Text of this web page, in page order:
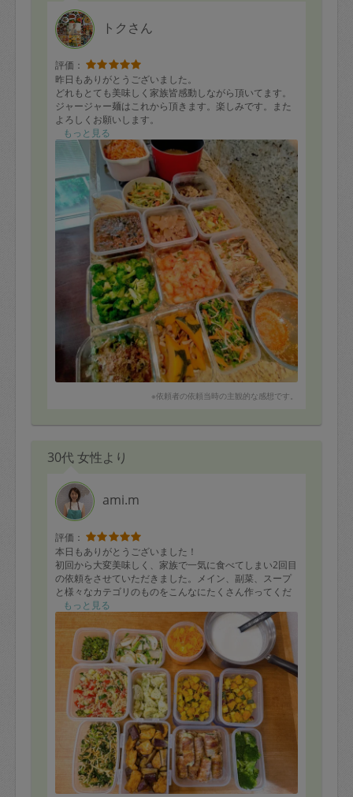
トクさん
評価：
昨日もありがとうございました。
どれもとても美味しく家族皆感動しながら頂いてます。
ジャージャー麺はこれから頂きます。楽しみです。また
よろしくお願いします。
もっと見る
※依頼者の依頼当時の主観的な感想です。
30代 女性より
ami.m
評価：
本日もありがとうございました！
初回から大変美味しく、家族で一気に食べてしまい2回目
の依頼をさせていただきました。メイン、副菜、スープ
と様々なカテゴリのものをこんなにたくさん作ってくだ
さいました。子どもが好きなものや苦手なものをヒアリ
ングしてくださったり、料理中に質問させていただいた
際も丁寧に教えてくださり、お人柄も素敵な方です。
普段使わなかったり、使いにくい野菜もとっても美味し
く生まれ変わるので毎回ご依頼するのが楽しみです！片
付けもピカピカにしてくださり、助かりました。大切に
食べます。ありがとうございました！
もっと見る